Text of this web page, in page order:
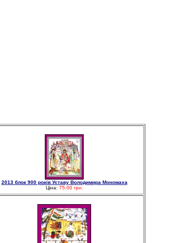
2013 блок 900 років Уставу Володимира Мономаха
Ціна: 75.00 грн.